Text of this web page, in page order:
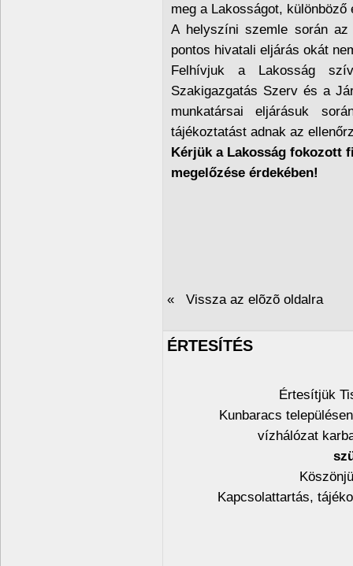
meg a Lakosságot,
A helyszíni szemle során
pontos hivatali eljárás okát
Felhívjuk a Lakosság
Szakigazgatás Szerv és a
munkatársai eljárásuk
tájékoztatást adnak az
Kérjük a Lakosság fokozott
megelőzése érdekében!
« Vissza az elõzõ oldalra
ÉRTESÍTÉS
Értesítjük
Kunbaracs településen
vízhálózat
Kapcsolattartás,